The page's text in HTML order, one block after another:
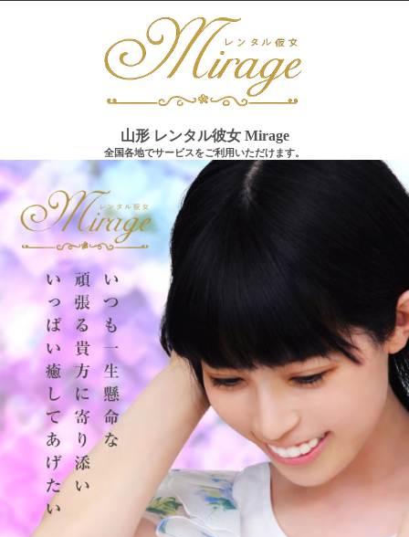
山形 レンタル彼女 Mirage
全国各地でサービスをご利用いただけます。